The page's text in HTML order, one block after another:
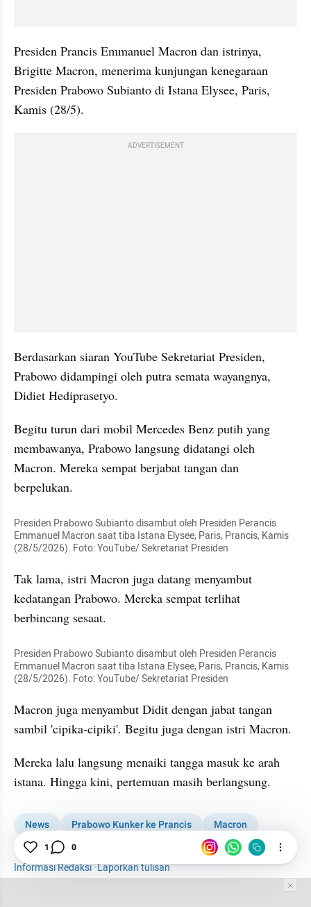
Presiden Prancis Emmanuel Macron dan istrinya,
Brigitte Macron, menerima kunjungan kenegaraan
Presiden Prabowo Subianto di Istana Elysee, Paris,
Kamis (28/5).
ADVERTISEMENT
Berdasarkan siaran YouTube Sekretariat Presiden,
Prabowo didampingi oleh putra semata wayangnya,
Didiet Hediprasetyo.
Begitu turun dari mobil Mercedes Benz putih yang
membawanya, Prabowo langsung didatangi oleh
Macron. Mereka sempat berjabat tangan dan
berpelukan.
Presiden Prabowo Subianto disambut oleh Presiden Perancis
Emmanuel Macron saat tiba Istana Elysee, Paris, Prancis, Kamis
(28/5/2026). Foto: YouTube/ Sekretariat Presiden
Tak lama, istri Macron juga datang menyambut
kedatangan Prabowo. Mereka sempat terlihat
berbincang sesaat.
Presiden Prabowo Subianto disambut oleh Presiden Perancis
Emmanuel Macron saat tiba Istana Elysee, Paris, Prancis, Kamis
(28/5/2026). Foto: YouTube/ Sekretariat Presiden
Macron juga menyambut Didit dengan jabat tangan
sambil 'cipika-cipiki'. Begitu juga dengan istri Macron.
Mereka lalu langsung menaiki tangga masuk ke arah
istana. Hingga kini, pertemuan masih berlangsung.
News Prabowo Kunker ke Prancis
Macron
Prancis
Informasi Redaksi·Laporkan tulisan
1 0